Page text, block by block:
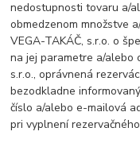
nedostupnosti tovaru a/
obmedzenom množstve
VEGA-TAKÁČ, s.r.o. o
na jej parametre a/alebo
s.r.o., oprávnená
bezodkladne
číslo a/alebo e-mailová
pri vyplnení